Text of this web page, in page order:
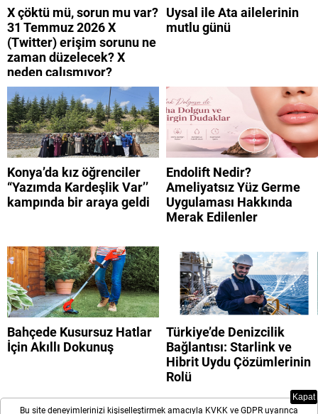
X çöktü mü, sorun mu var?
31 Temmuz 2026 X
(Twitter) erişim sorunu ne
zaman düzelecek? X
neden çalışmıyor?
Uysal ile Ata ailelerinin
mutlu günü
Konya’da kız öğrenciler
“Yazımda Kardeşlik Var’’
kampında bir araya geldi
Endolift Nedir?
Ameliyatsız Yüz Germe
Uygulaması Hakkında
Merak Edilenler
Bahçede Kusursuz Hatlar
İçin Akıllı Dokunuş
Türkiye’de Denizcilik
Bağlantısı: Starlink ve
Hibrit Uydu Çözümlerinin
Rolü
Bu site deneyimlerinizi kişiselleştirmek amacıyla KVKK ve GDPR uyarınca
Kapat